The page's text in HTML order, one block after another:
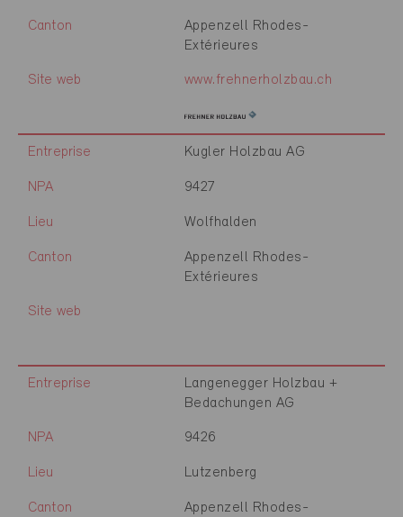
Canton
Appenzell Rhodes-
Extérieures
Site web www.frehnerholzbau.ch
Entreprise Kugler Holzbau AG
NPA 9427
Lieu Wolfhalden
Canton
Appenzell Rhodes-
Extérieures
Site web
Entreprise
Langenegger Holzbau +
Bedachungen AG
NPA 9426
Lieu Lutzenberg
Canton
Appenzell Rhodes-